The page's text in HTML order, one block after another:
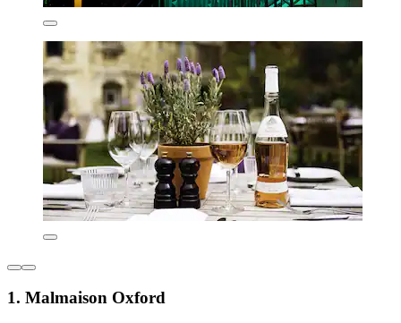
1. Malmaison Oxford